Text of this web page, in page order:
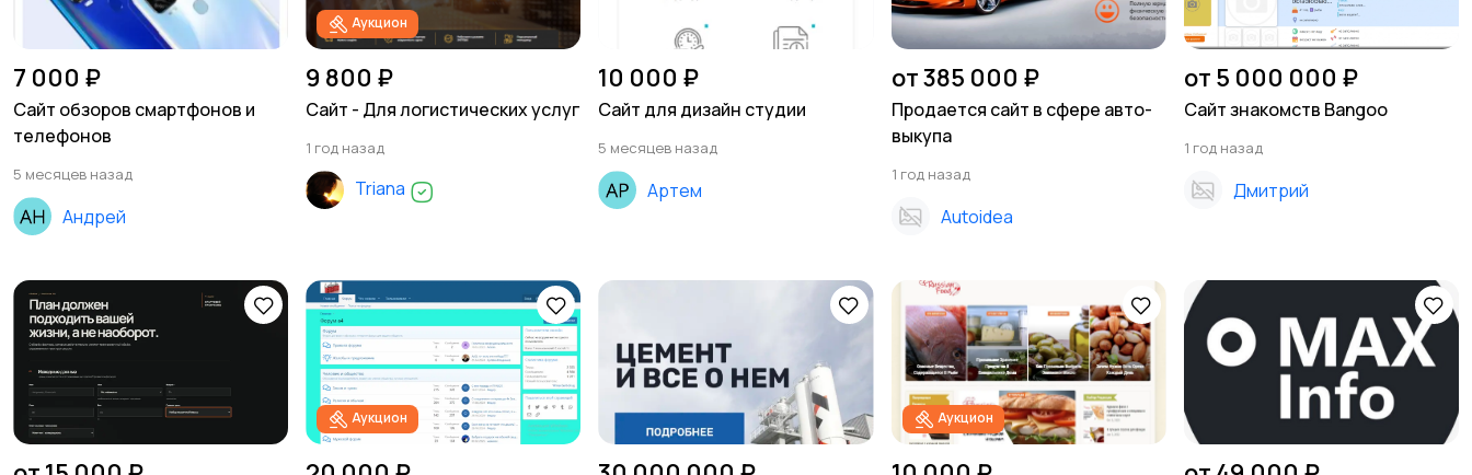
7 000 ₽
Сайт обзоров смартфонов и
телефонов
5 месяцев назад
Андрей
Аукцион
9 800 ₽
Сайт - Для логистических услуг
1 год назад
Triana
10 000 ₽
Сайт для дизайн студии
5 месяцев назад
Артем
от 385 000 ₽
Продается сайт в сфере авто-
выкупа
1 год назад
Autoidea
от 5 000 000 ₽
Сайт знакомств Bangoo
1 год назад
Дмитрий
Аукцион Аукцион